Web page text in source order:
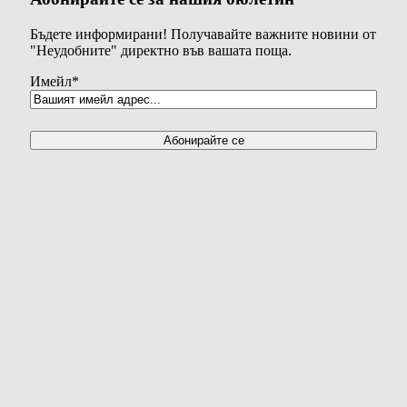
Бъдете информирани! Получавайте важните новини от
"Неудобните" директно във вашата поща.
Имейл*